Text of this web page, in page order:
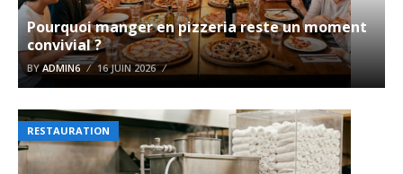
Pourquoi manger en pizzeria reste un moment
convivial ?
BYADMIN6 16 JUIN 2026
RESTAURATION